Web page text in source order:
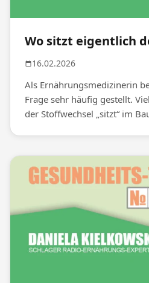
Wo sitzt eigentlich
16.02.2026
Als Ernährungsmedizinerin
Frage sehr häufig gestellt.
der Stoffwechsel „sitzt“ im